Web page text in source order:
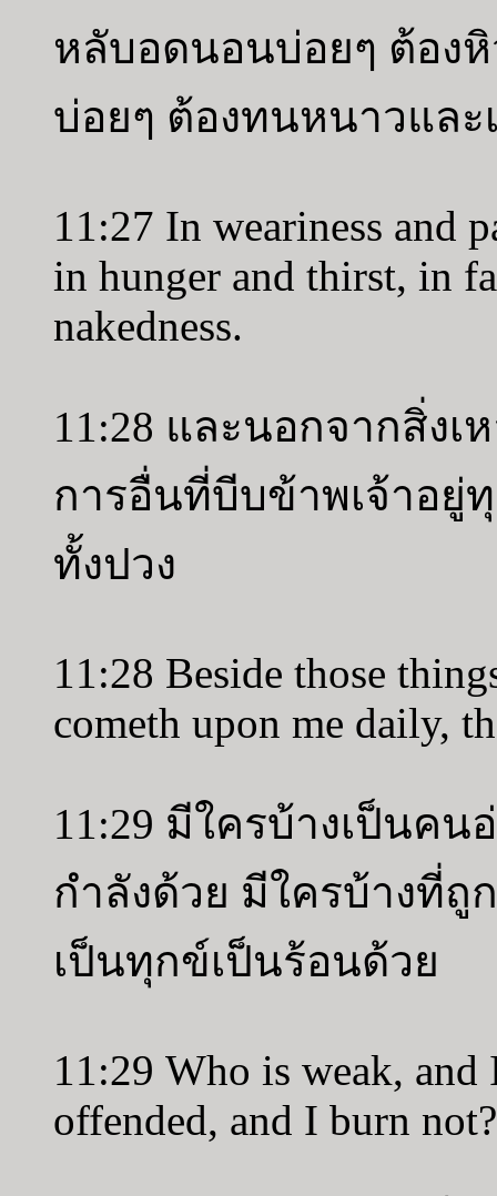
หลับอดนอนบ่อยๆ ต้อง
บ่อยๆ ต้องทนหนาวและ
11:27 In weariness and
in hunger and thirst, in
nakedness.
11:28 และนอกจากสิ่ง
การอื่นที่บีบข้าพเจ้าอยู่
ทั้งปวง
11:28 Beside those
cometh upon me daily,
11:29 มีใครบ้างเป็นค
กำลังด้วย มีใครบ้างที่ถู
เป็นทุกข์เป็นร้อนด้วย
11:29 Who is weak,
offended, and I burn not?